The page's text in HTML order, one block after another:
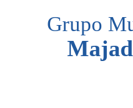
Grupo